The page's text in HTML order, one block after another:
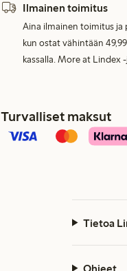
Ilmainen toimitus
Aina ilmainen toimitus ja
kun ostat vähintään
kassalla. More at Lindex
Turvalliset maksut
Tietoa